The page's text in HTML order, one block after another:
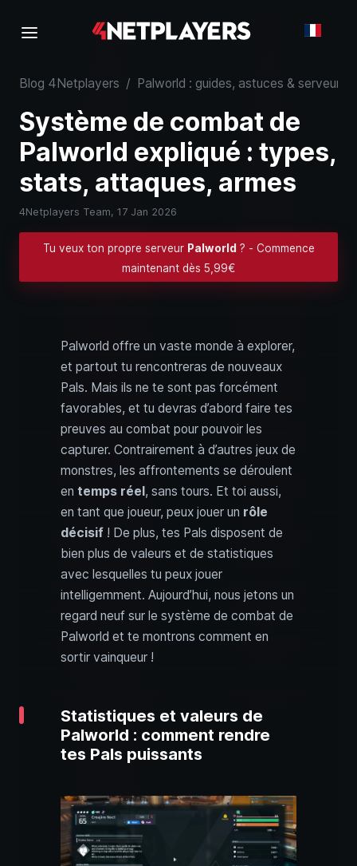
Blog 4Netplayers / Palworld : guides, astuces & serveurs
Système de combat de
Palworld expliqué : types,
stats, attaques, armes
4Netplayers Team, 17 Jan 2026
Tu veux ton propre serveur Palworld ? - Commence
maintenant dès 5,99€
Palworld offre un vaste monde à explorer,
et partout tu rencontreras de nouveaux
Pals. Mais ils ne te sont pas forcément
favorables, et tu devras d’abord faire tes
preuves au combat pour pouvoir les
capturer. Contrairement à d’autres jeux de
monstres, les affrontements se déroulent
en temps réel , sans tours. Et toi aussi,
en tant que joueur, peux jouer un rôle
décisif ! De plus, tes Pals disposent de
bien plus de valeurs et de statistiques
avec lesquelles tu peux jouer
intelligemment. Aujourd’hui, nous jetons un
regard neuf sur le système de combat de
Palworld et te montrons comment en
sortir vainqueur !
Statistiques et valeurs de
Palworld : comment rendre
tes Pals puissants